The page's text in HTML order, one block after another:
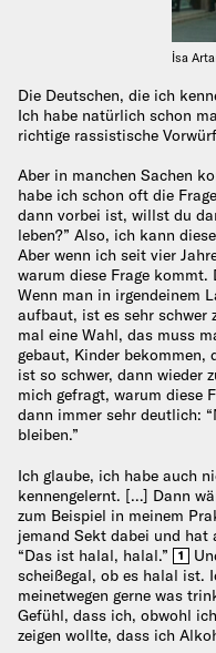
İsa
Die Deutschen, die ich
Ich habe natürlich schon
richtige rassistische
Aber in manchen Sachen
habe ich schon oft die
dann vorbei ist, willst du
leben?” Also, ich kann
Aber wenn ich seit vier
warum diese Frage kommt.
Wenn man in irgendeinem
aufbaut, ist es sehr schwer
mal eine Wahl, das muss
gebaut, Kinder bekommen,
ist so schwer, dann wieder
mich gefragt, warum diese
dann immer sehr deutlich:
bleiben.”
Ich glaube, ich habe auch
kennengelernt. […] Dann
zum Beispiel in meinem
jemand Sekt dabei und hat
“Das ist halal, halal.”
1
scheißegal, ob es halal ist.
meinetwegen gerne was
Gefühl, dass ich, obwohl
zeigen wollte, dass ich